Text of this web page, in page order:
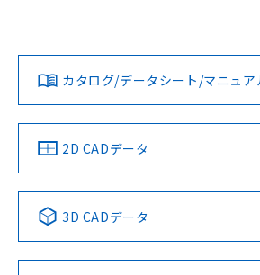
ダウンロードデータをご利用いただく
みください。
ソフトウェアの使用条件
対応済み
中国 RoHS 注意事項・凡例
Pb Hg Cd
カタログ/データシート/マニュア
2D CADデータ
3D CADデータ